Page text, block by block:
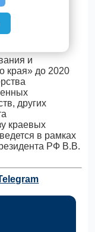
в школьную
так
– в
совета по
и
края» до 2020
других
краевых
в рамках
РФ В.В.